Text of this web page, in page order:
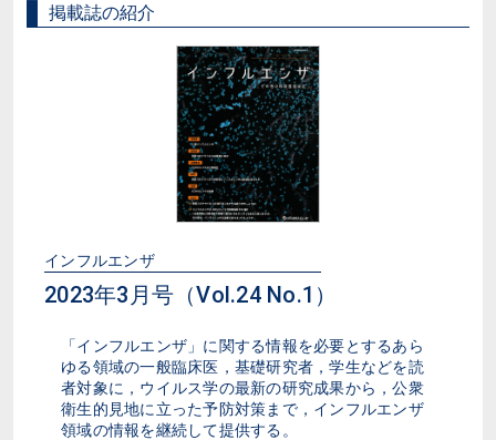
掲載誌の紹介
インフルエンザ
2023年3月号（Vol.24 No.1）
「インフルエンザ」に関する情報を必要とするあら
ゆる領域の一般臨床医，基礎研究者，学生などを読
者対象に，ウイルス学の最新の研究成果から，公衆
衛生的見地に立った予防対策まで，インフルエンザ
領域の情報を継続して提供する。